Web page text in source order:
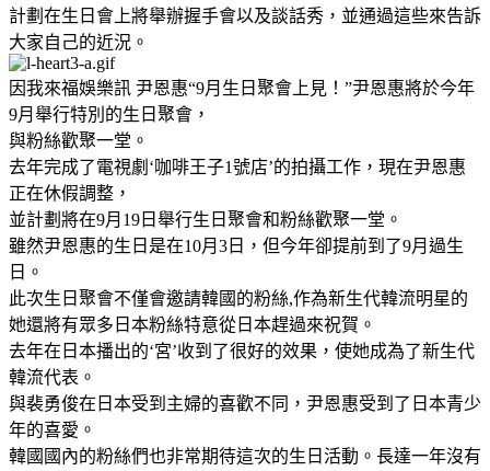
計劃在生日會上將舉辦握手會以及談話秀，並通過這些來告訴
大家自己的近況。
因我來福娛樂訊 尹恩惠“9月生日聚會上見！”尹恩惠將於今年
9月舉行特別的生日聚會，
與粉絲歡聚一堂。
去年完成了電視劇‘咖啡王子1號店’的拍攝工作，現在尹恩惠
正在休假調整，
並計劃將在9月19日舉行生日聚會和粉絲歡聚一堂。
雖然尹恩惠的生日是在10月3日，但今年卻提前到了9月過生
日。
此次生日聚會不僅會邀請韓國的粉絲,作為新生代韓流明星的
她還將有眾多日本粉絲特意從日本趕過來祝賀。
去年在日本播出的‘宮’收到了很好的效果，使她成為了新生代
韓流代表。
與裴勇俊在日本受到主婦的喜歡不同，尹恩惠受到了日本青少
年的喜愛。
韓國國內的粉絲們也非常期待這次的生日活動。長達一年沒有